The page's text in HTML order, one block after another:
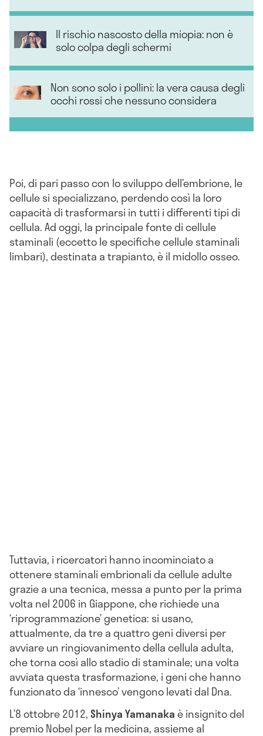
Il rischio nascosto della miopia: non è
solo colpa degli schermi
Non sono solo i pollini: la vera causa degli
occhi rossi che nessuno considera
Poi, di pari passo con lo sviluppo dell’embrione, le
cellule si specializzano, perdendo così la loro
capacità di trasformarsi in tutti i differenti tipi di
cellula. Ad oggi, la principale fonte di cellule
staminali (eccetto le specifiche cellule staminali
limbari), destinata a trapianto, è il midollo osseo.
Tuttavia, i ricercatori hanno incominciato a
ottenere staminali embrionali da cellule adulte
grazie a una tecnica, messa a punto per la prima
volta nel 2006 in Giappone, che richiede una
‘riprogrammazione’ genetica: si usano,
attualmente, da tre a quattro geni diversi per
avviare un ringiovanimento della cellula adulta,
che torna così allo stadio di staminale; una volta
avviata questa trasformazione, i geni che hanno
funzionato da ‘innesco’ vengono levati dal Dna.
L’8 ottobre 2012,Shinya Yamanakaè insignito del
premio Nobel per la medicina, assieme al